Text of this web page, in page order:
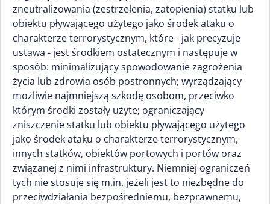
zneutralizowania (zestrzelenia, zatopienia) statku lub
obiektu pływającego użytego jako środek ataku o
charakterze terrorystycznym, które - jak precyzuje
ustawa - jest środkiem ostatecznym i następuje w
sposób: minimalizujący spowodowanie zagrożenia
życia lub zdrowia osób postronnych; wyrządzający
możliwie najmniejszą szkodę osobom, przeciwko
którym środki zostały użyte; ograniczający
zniszczenie statku lub obiektu pływającego użytego
jako środek ataku o charakterze terrorystycznym,
innych statków, obiektów portowych i portów oraz
związanej z nimi infrastruktury. Niemniej ograniczeń
tych nie stosuje się m.in. jeżeli jest to niezbędne do
przeciwdziałania bezpośredniemu, bezprawnemu,